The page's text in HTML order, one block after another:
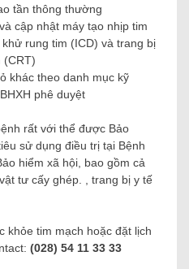
tần thông thường
cập nhật máy tạo nhịp tim
rung tim (ICD) và trang bị
(CRT)
khác theo danh mục kỹ
phê duyệt
rất với thể được Bảo
sử dụng điều trị tại Bệnh
hiểm xã hội, bao gồm cả
tư cấy ghép. , trang bị y tế
tim mạch hoặc đặt lịch
(028) 54 11 33 33